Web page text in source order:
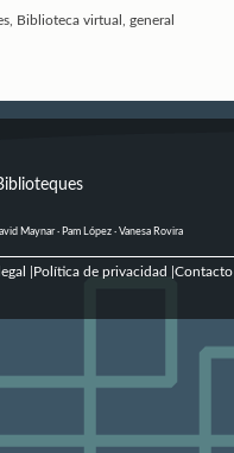
Biblioteca virtual, general
Maynar · Pam López · Vanesa Rovira
Política de privacidad Contacto|